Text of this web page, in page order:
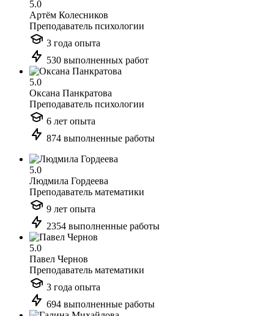
5.0
Артём Колесников
Преподаватель психологии
3 года опыта
530 выполненных работ
5.0
Оксана Панкратова
Преподаватель психологии
6 лет опыта
874 выполненные работы
5.0
Людмила Гордеева
Преподаватель математики
9 лет опыта
2354 выполненные работы
5.0
Павел Чернов
Преподаватель математики
3 года опыта
694 выполненные работы